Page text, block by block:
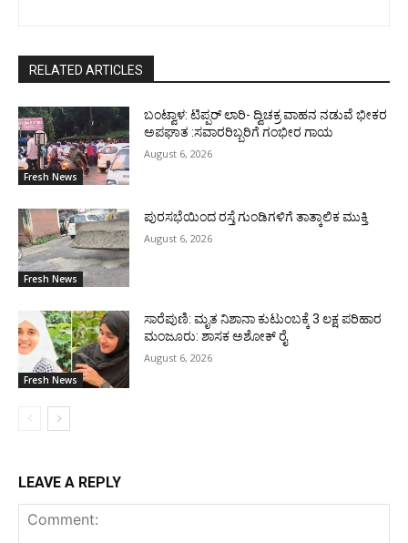
RELATED ARTICLES
Fresh News
ಬಂಟ್ವಾಳ: ಟಿಪ್ಪರ್ ಲಾರಿ- ದ್ವಿಚಕ್ರ ವಾಹನ ನಡುವೆ ಭೀಕರ
ಅಪಘಾತ :ಸವಾರರಿಬ್ಬರಿಗೆ ಗಂಭೀರ ಗಾಯ
August 6, 2026
Fresh News
ಪುರಸಭೆಯಿಂದ ರಸ್ತೆ ಗುಂಡಿಗಳಿಗೆ ತಾತ್ಕಾಲಿಕ ಮುಕ್ತಿ
August 6, 2026
Fresh News
ಸಾರೆಪುಣಿ: ಮೃತ ನಿಶಾನಾ ಕುಟುಂಬಕ್ಕೆ 3 ಲಕ್ಷ ಪರಿಹಾರ
ಮಂಜೂರು: ಶಾಸಕ ಅಶೋಕ್ ರೈ
August 6, 2026
LEAVE A REPLY